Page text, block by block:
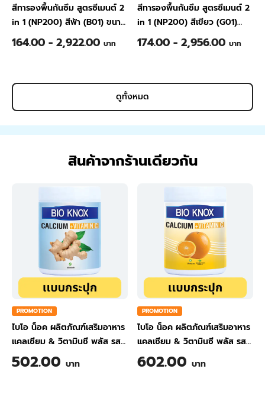
สีทารองพื้นกันซึม สูตรซีเมนต์ 2
in 1 (NP200) สีฟ้า (B01) ขนาด
1/4 แกลลอน
164.00 - 2,922.00 บาท
สีทารองพื้นกันซึม สูตรซีเมนต์ 2
in 1 (NP200) สีเขียว (G01)
ขนาด 1/4 แกลลอน
174.00 - 2,956.00 บาท
ดูทั้งหมด
สินค้าจากร้านเดียวกัน
PROMOTION
ไบโอ น็อค ผลิตภัณฑ์เสริมอาหาร
แคลเซียม & วิตามินซี พลัส รส
ขิง ขนาด 200 กรัม
502.00 บาท
PROMOTION
ไบโอ น็อค ผลิตภัณฑ์เสริมอาหาร
แคลเซียม & วิตามินซี พลัส รส
ส้ม ขนาด 200 กรัม
602.00 บาท